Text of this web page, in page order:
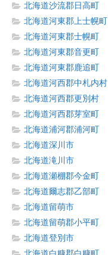
北海道沙流郡日高町
北海道河東郡上士幌町
北海道河東郡士幌町
北海道河東郡音更町
北海道河東郡鹿追町
北海道河西郡中札内村
北海道河西郡更別村
北海道河西郡芽室町
北海道浦河郡浦河町
北海道深川市
北海道滝川市
北海道瀬棚郡今金町
北海道爾志郡乙部町
北海道留萌市
北海道留萌郡小平町
北海道登別市